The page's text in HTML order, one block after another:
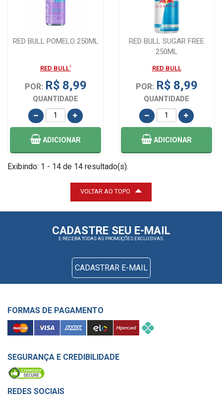
RED BULL POMELO 250ML
RED BULL'
POR: R$ 8,99
QUANTIDADE
ADICIONAR
RED BULL SUGAR FREE
250ML
RED BULL
POR: R$ 8,99
QUANTIDADE
ADICIONAR
Exibindo: 1 - 14 de 14 resultado(s).
VOLTAR AO TOPO
CADASTRE SEU E-MAIL
E RECEBA TODAS AS PROMOÇÕES EXCLUSIVAS.
CADASTRAR E-MAIL
FORMAS DE PAGAMENTO
SEGURANÇA E CREDIBILIDADE
REDES SOCIAIS